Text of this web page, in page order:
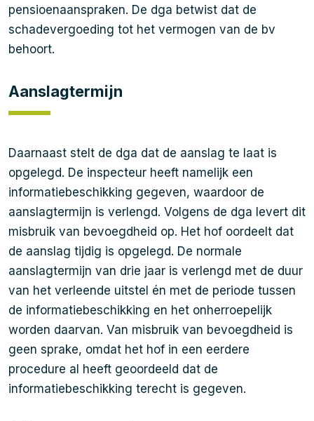
pensioenaanspraken. De dga betwist dat de
schadevergoeding tot het vermogen van de bv
behoort.
Aanslagtermijn
Daarnaast stelt de dga dat de aanslag te laat is
opgelegd. De inspecteur heeft namelijk een
informatiebeschikking gegeven, waardoor de
aanslagtermijn is verlengd. Volgens de dga levert dit
misbruik van bevoegdheid op. Het hof oordeelt dat
de aanslag tijdig is opgelegd. De normale
aanslagtermijn van drie jaar is verlengd met de duur
van het verleende uitstel én met de periode tussen
de informatiebeschikking en het onherroepelijk
worden daarvan. Van misbruik van bevoegdheid is
geen sprake, omdat het hof in een eerdere
procedure al heeft geoordeeld dat de
informatiebeschikking terecht is gegeven.